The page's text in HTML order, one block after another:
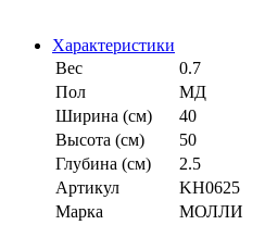
Характеристики
Вес
0.7
Пол
МД
Ширина (см)
40
Высота (см)
50
Глубина (см)
2.5
Артикул
KH0625
Марка
МОЛЛИ